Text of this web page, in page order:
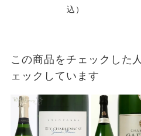
込）
この商品をチェックした
ェックしています